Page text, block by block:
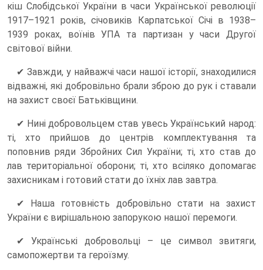
кіш Слобідської України в часи Української революції
1917–1921 років, січовиків Карпатської Січі в 1938–
1939 роках, воїнів УПА та партизан у часи Другої
світової війни.
✔ Завжди, у найважчі часи нашої історії, знаходилися
відважні, які добровільно брали зброю до рук і ставали
на захист своєї Батьківщини.
✔ Нині добровольцем став увесь Український народ:
ті, хто прийшов до центрів комплектування та
поповнив ряди Збройних Сил України; ті, хто став до
лав територіальної оборони; ті, хто всіляко допомагає
захисникам і готовий стати до їхніх лав завтра.
✔ Наша готовність добровільно стати на захист
України є вирішальною запорукою нашої перемоги.
✔ Українські добровольці – це символ звитяги,
самопожертви та героїзму.